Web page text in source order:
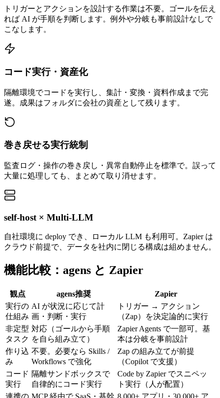
トリガーとアクションを設計する作業は不要。ゴールを伝え
れば AI が手順を判断します。例外や分岐も事前設計なしで
こなします。
コード実行・資産化
隔離環境でコードを実行し、集計・変換・資料作成まで完
遂。成果はフォルダに会社の資産として残ります。
巻き戻せる実行統制
監査ログ・操作の巻き戻し・異常自動停止を標準で。誤って
大量に処理しても、まとめて取り消せます。
self-host × Multi-LLM
自社環境に deploy でき、ローカル LLM も利用可。Zapier は
クラウド前提で、データを社内に閉じる構成は組めません。
機能比較：agens と Zapier
観点 agens推奨
Zapier
実行の
仕組み
AI が状況に応じて計
画・判断・実行
トリガー → アクション
（Zap）を決定論的に実行
非定型
タスク
対応（ゴールから手順
を自ら組み立て）
Zapier Agents で一部可。基
本は分岐を事前設計
作り込
み
不要。必要なら Skills /
Workflows で強化
Zap の組み立てが前提
（Copilot で支援）
コード
実行
隔離サンドボックスで
自律的にコード実行
Code by Zapier でスニペッ
ト実行（人が配置）